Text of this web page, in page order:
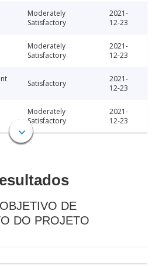
Moderately
Satisfactory
2021-
12-23
Moderately
Satisfactory
2021-
12-23
Satisfactory
2021-
12-23
Moderately
Satisfactory
2021-
12-23
DE
DO PROJETO